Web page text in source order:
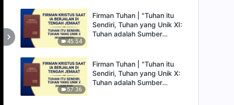
45:54
Firman Tuhan | "Tuhan itu
Sendiri, Tuhan yang Unik XI:
Tuhan adalah Sumber
57:36
Firman Tuhan | "Tuhan itu
Sendiri, Tuhan yang Unik X:
Tuhan adalah Sumber